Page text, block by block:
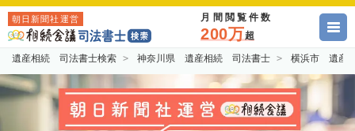
朝日新聞社運営 月間閲覧件数
200万超
遺産相続 司法書士検索 神奈川県 遺産相続 司法書士 横浜市 遺産